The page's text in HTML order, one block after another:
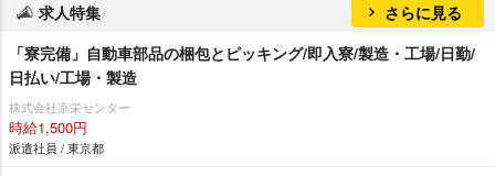
求人特集
さらに見る
「寮完備」自動車部品の梱包とピッキング/即入寮/製造・工場/日勤/
日払い/工場・製造
株式会社京栄センター
時給1,500円
派遣社員 / 東京都